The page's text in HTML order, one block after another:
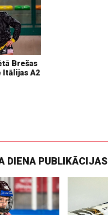
Brešas
Itālijas A2
DIENA PUBLIKĀCIJAS